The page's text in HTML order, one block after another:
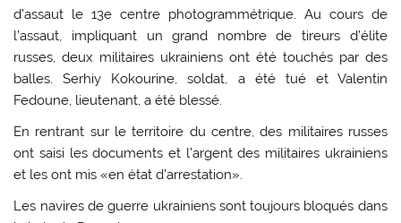
d’assaut le 13e centre photogrammétrique. Au cours de
l’assaut, impliquant un grand nombre de tireurs d’élite
russes, deux militaires ukrainiens ont été touchés par des
balles. Serhiy Kokourine, soldat, a été tué et Valentin
Fedoune, lieutenant, a été blessé.
En rentrant sur le territoire du centre, des militaires russes
ont saisi les documents et l’argent des militaires ukrainiens
et les ont mis «en état d’arrestation».
Les navires de guerre ukrainiens sont toujours bloqués dans